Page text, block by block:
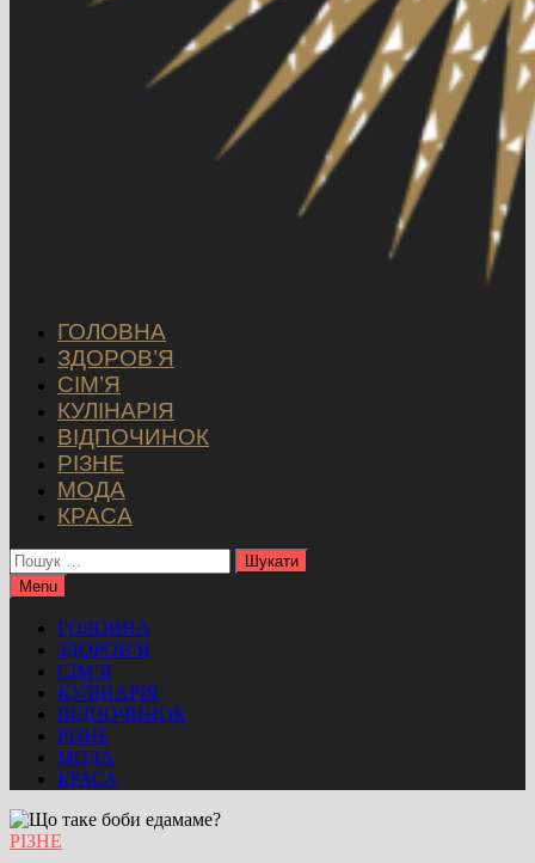
ГОЛОВНА
ЗДОРОВ’Я
СІМ’Я
КУЛІНАРІЯ
ВІДПОЧИНОК
РІЗНЕ
МОДА
КРАСА
Пошук:
Menu
ГОЛОВНА
ЗДОРОВ’Я
СІМ’Я
КУЛІНАРІЯ
ВІДПОЧИНОК
РІЗНЕ
МОДА
КРАСА
РІЗНЕ